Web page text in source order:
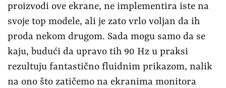
proizvodi ove ekrane, ne implementira iste na
svoje top modele, ali je zato vrlo voljan da ih
proda nekom drugom. Sada mogu samo da se
kaju, budući da upravo tih 90 Hz u praksi
rezultuju fantastično fluidnim prikazom, nalik
na ono što zatičemo na ekranima monitora